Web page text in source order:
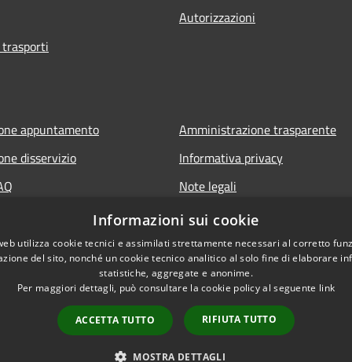
Autorizzazioni
appuntamento
disservizio
Amministrazione trasparente
Informativa privacy
Note legali
Dichiarazione di accessibilità
Copyright © 2026 •
Informazioni sui cookie
utilizza cookie tecnici e assimilati strettamente necessari al corretto
del sito, nonché un cookie tecnico analitico al solo fine di elaborare
statistiche, aggregate e anonime.
Per maggiori dettagli, può consultare la cookie policy al seguente link
ACCETTA TUTTO RIFIUTA TUTTO
MOSTRA DETTAGLI